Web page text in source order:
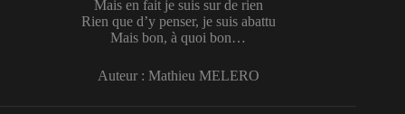
Mais en fait je suis sur de rien
Rien que d’y penser, je suis abattu
Mais bon, à quoi bon…
Auteur : Mathieu MELERO